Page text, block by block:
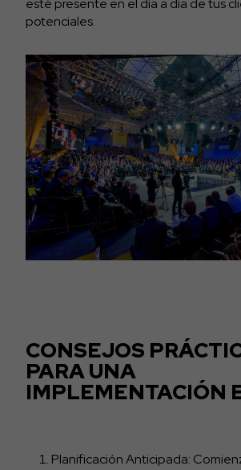
esté presente en el día a día de tus
potenciales.
CONSEJOS
PARA UNA
IMPLEMENTACIÓN
Planificación Anticipada: